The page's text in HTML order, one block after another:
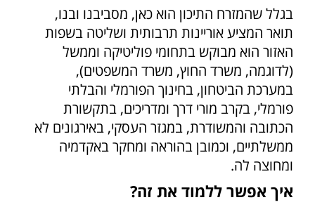
בגלל שהמזרח התיכון הוא כאן, מסביבנו ובנו,
תואר המציע אוריינות תרבותית ושליטה בשפות
האזור הוא מבוקש בתחומי פוליטיקה וממשל
(לדוגמה, משרד החוץ, משרד המשפטים),
במערכת הביטחון, בחינוך הפורמלי והבלתי
פורמלי, בקרב מורי דרך ומדריכים, בתקשורת
הכתובה והמשודרת, במגזר העסקי, באירגונים לא
ממשלתיים, וכמובן בהוראה ומחקר באקדמיה
ומחוצה לה.
איך אפשר ללמוד את זה?